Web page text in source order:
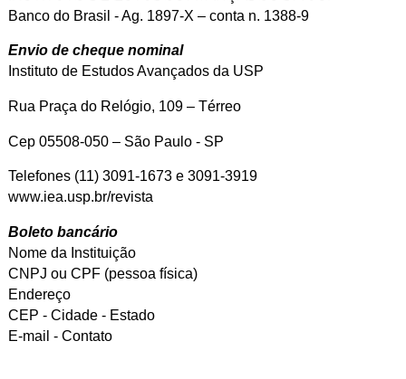
Banco do Brasil - Ag. 1897-X – conta n. 1388-9
Envio de cheque nominal
Instituto de Estudos Avançados da USP
Rua Praça do Relógio, 109 – Térreo
Cep 05508-050 – São Paulo - SP
Telefones (11) 3091-1673 e 3091-3919
www.iea.usp.br/revista
Boleto bancário
Nome da Instituição
CNPJ ou CPF (pessoa física)
Endereço
CEP - Cidade - Estado
E-mail - Contato